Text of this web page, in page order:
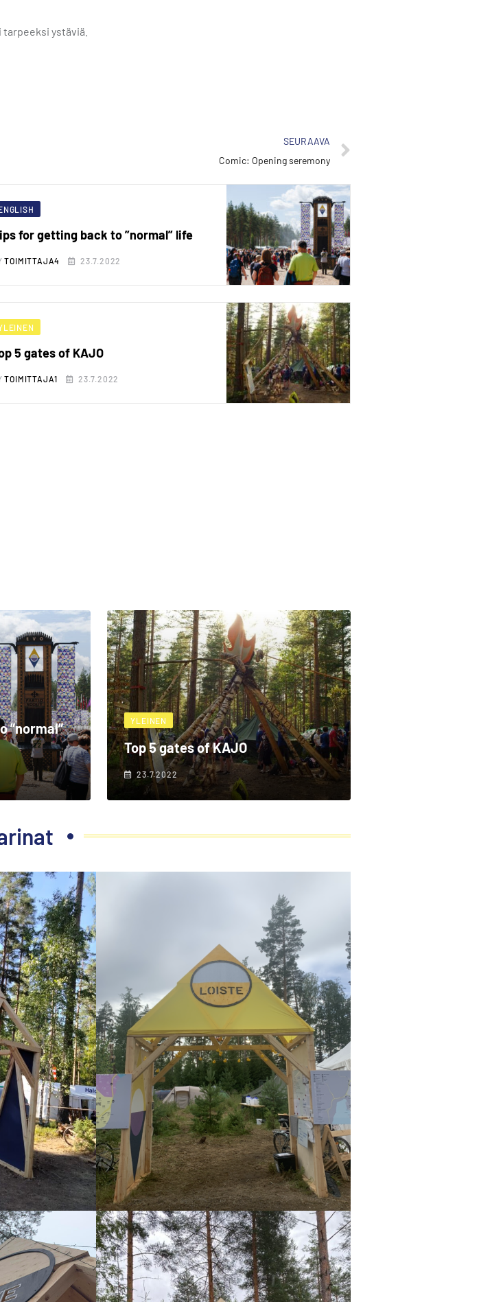
ystäviä.
SEURAAVA
Comic: Opening seremony
for getting back to ”normal” life
TOIMITTAJA4 23.7.2022
5 gates of KAJO
TOIMITTAJA1 23.7.2022
”normal”
YLEINEN
Top 5 gates of KAJO
23.7.2022